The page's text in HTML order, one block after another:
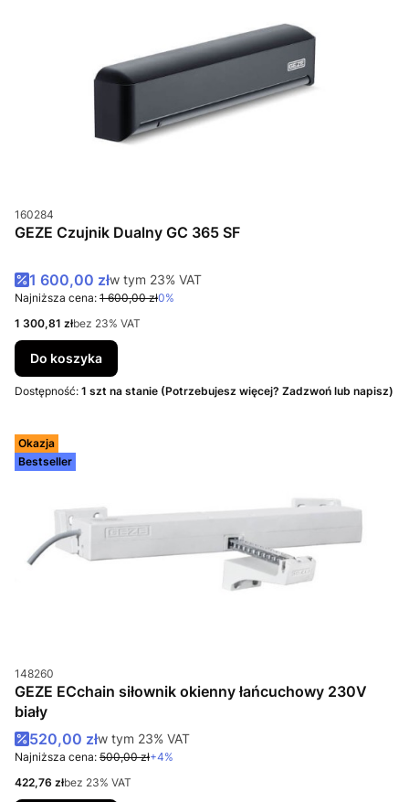
Kod produktu
160284
GEZE Czujnik Dualny GC 365 SF
Cena promocyjna brutto
1 600,00 złw tym %s VAT
w tym 23% VAT
Najniższa cena: 1 600,00 zł0%
Cena netto
1 300,81 złbez 23% VAT
Do koszyka
Dostępność: 1 szt na stanie (Potrzebujesz więcej? Zadzwoń lub napisz)
Okazja
Bestseller
Kod produktu
148260
GEZE ECchain siłownik okienny łańcuchowy 230V
biały
Cena promocyjna brutto
520,00 złw tym %s VAT
w tym 23% VAT
Najniższa cena: 500,00 zł+4%
Cena netto
422,76 złbez 23% VAT